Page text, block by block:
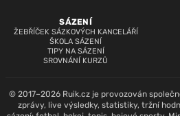
SÁZENÍ
ŽEBŘÍČEK SÁZKOVÝCH KANCELÁŘÍ
ŠKOLA SÁZENÍ
TIPY NA SÁZENÍ
SROVNÁNÍ KURZŮ
© 2017–2026 Ruik.cz je provozován
zprávy, live výsledky, statistiky, tržní